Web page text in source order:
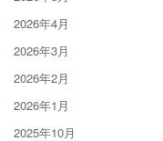
2026年4月
2026年3月
2026年2月
2026年1月
2025年10月